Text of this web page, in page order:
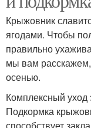
Крыжовник
ягодами. Чтобы
правильно
мы вам расскажем,
осенью.
Комплексный
Подкормка